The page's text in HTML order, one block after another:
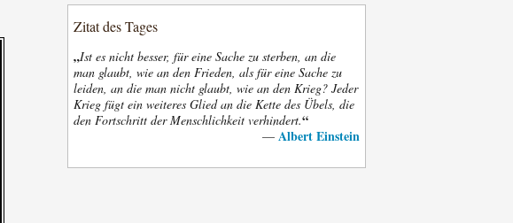
Zitat des Tages
„Ist es nicht besser, für eine Sache zu sterben, an die
man glaubt, wie an den Frieden, als für eine Sache zu
leiden, an die man nicht glaubt, wie an den Krieg? Jeder
Krieg fügt ein weiteres Glied an die Kette des Übels, die
den Fortschritt der Menschlichkeit verhindert.“
— Albert Einstein